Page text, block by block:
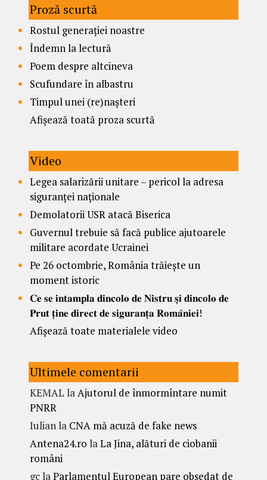
Proză scurtă
Rostul generației noastre
Îndemn la lectură
Poem despre altcineva
Scufundare în albastru
Timpul unei (re)nașteri
Afișează toată proza scurtă
Video
Legea salarizării unitare – pericol la adresa
siguranței naționale
Demolatorii USR atacă Biserica
Guvernul trebuie să facă publice ajutoarele
militare acordate Ucrainei
Pe 26 octombrie, România trăiește un
moment istoric
𝐂𝐞 𝐬𝐞 𝐢𝐧𝐭𝐚𝐦𝐩𝐥𝐚 𝐝𝐢𝐧𝐜𝐨𝐥𝐨 𝐝𝐞 𝐍𝐢𝐬𝐭𝐫𝐮 𝐬̦𝐢 𝐝𝐢𝐧𝐜𝐨𝐥𝐨 𝐝𝐞
𝐏𝐫𝐮𝐭 𝐭̦𝐢𝐧𝐞 𝐝𝐢𝐫𝐞𝐜𝐭 𝐝𝐞 𝐬𝐢𝐠𝐮𝐫𝐚𝐧𝐭̦𝐚 𝐑𝐨𝐦𝐚̂𝐧𝐢𝐞𝐢!
Afișează toate materialele video
Ultimele comentarii
KEMAL laAjutorul de înmormîntare numit
PNRR
Iulianla CNA mă acuză de fake news
Antena24.ro laLa Jina, alături de ciobanii
români
gclaParlamentul European pare obsedat de